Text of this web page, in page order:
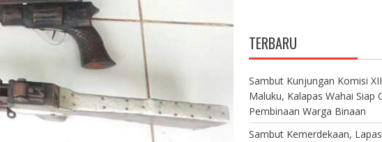
TERBARU
Sambut Kunjungan Komisi
Maluku, Kalapas Wahai Siap
Pembinaan Warga Binaan
Sambut Kemerdekaan,